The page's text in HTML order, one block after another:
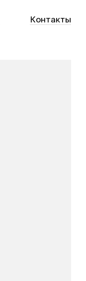
Контакты